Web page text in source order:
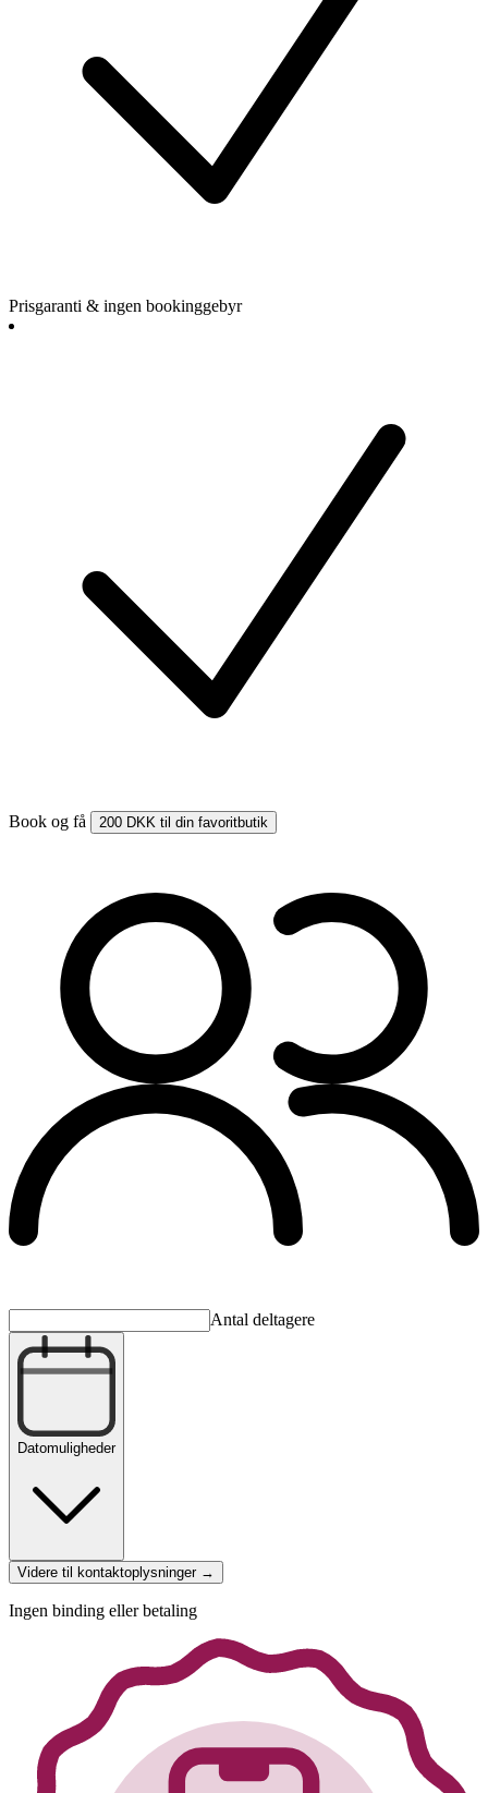
Prisgaranti & ingen bookinggebyr
Book og få 200 DKK til din favoritbutik
Antal deltagere
Datomuligheder
Videre til kontaktoplysninger →
Ingen binding eller betaling